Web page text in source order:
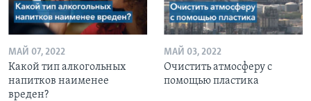
МАЙ 07, 2022
Какой тип алкогольных
напитков наименее
вреден?
МАЙ 03, 2022
Очистить атмосферу с
помощью пластика